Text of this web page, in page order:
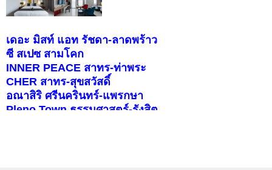
เดอะ มิสท์ แอท รัชดา-ลาดพร้าว
ซี สเปซ สามโคก
INNER PEACE สาทร-ท่าพระ
CHER สาทร-สุขสวัสดิ์
อณาสิริ ศรีนครินทร์-แพรกษา
Pleno Town ธรรมศาสตร์-รังสิต